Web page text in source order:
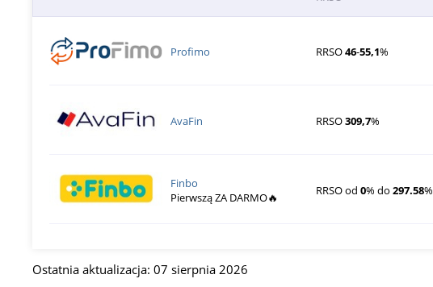
Profimo RRSO46-55,1%
AvaFin RRSO309,7%
Finbo
Pierwszą ZA DARMO🔥
RRSO od0% do297.58%
Ostatnia aktualizacja: 07 sierpnia 2026